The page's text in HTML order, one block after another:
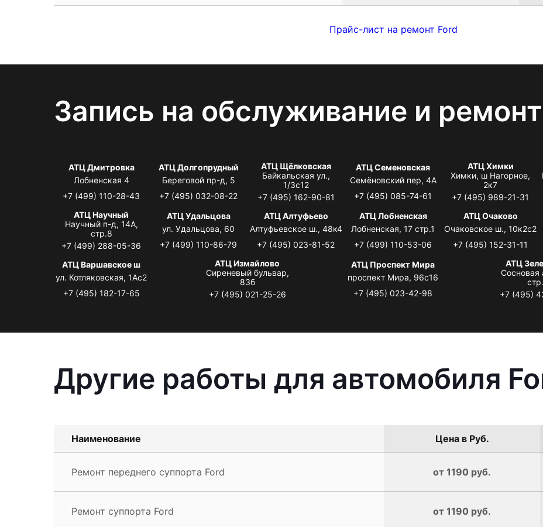
Прайс-лист на ремонт Ford
Запись на обслуживание и ремонт
АТЦ Дмитровка
Лобненская 4
+7 (499) 110-28-43
АТЦ Долгопрудный
Береговой пр-д, 5
+7 (495) 032-08-22
АТЦ Щёлковская
Байкальская ул.,
1/3с12
+7 (495) 162-90-81
АТЦ Семеновская
Семёновский пер, 4А
+7 (495) 085-74-61
АТЦ Химки
Химки, ш Нагорное,
2к7
+7 (495) 989-21-31
АТЦ Научный
Научный п-д, 14А,
стр.8
+7 (499) 288-05-36
АТЦ Удальцова
ул. Удальцова, 60
+7 (499) 110-86-79
АТЦ Алтуфьево
Алтуфьевское ш., 48к4
+7 (495) 023-81-52
АТЦ Лобненская
Лобненская, 17 стр.1
+7 (499) 110-53-06
АТЦ Очаково
Очаковское ш., 10к2с2
+7 (495) 152-31-11
АТЦ Варшавское ш
ул. Котляковская, 1Ас2
+7 (495) 182-17-65
АТЦ Измайлово
Сиреневый бульвар,
83б
+7 (495) 021-25-26
АТЦ Проспект Мира
проспект Мира, 96с16
+7 (495) 023-42-98
АТЦ
Сосновая
+7 (495)
Другие работы для автомобиля
Наименование Цена в Руб.
Ремонт переднего суппорта Ford от 1190 руб.
Ремонт суппорта Ford от 1190 руб.